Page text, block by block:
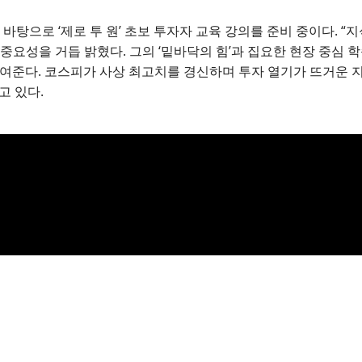
탕으로 ‘제로 투 원’ 초보 투자자 교육 강의를 준비 중이다. “
요성을 거듭 밝혔다. 그의 ‘밑바닥의 힘’과 집요한 현장 중심
준다. 코스피가 사상 최고치를 경신하며 투자 열기가 뜨거운
있다.